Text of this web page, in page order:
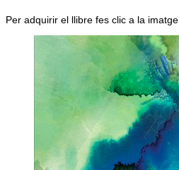
Per adquirir el llibre fes clic a la imatge